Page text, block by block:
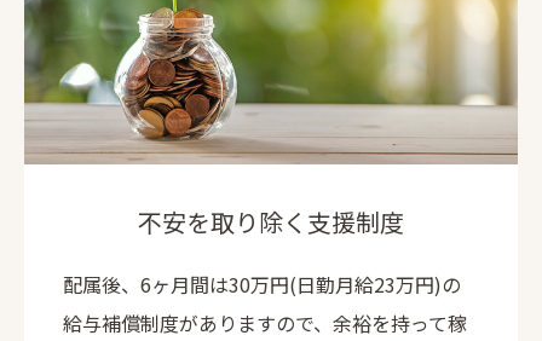
不安を取り除く支援制度
配属後、6ヶ月間は30万円(日勤月給23万円)の
給与補償制度がありますので、余裕を持って稼